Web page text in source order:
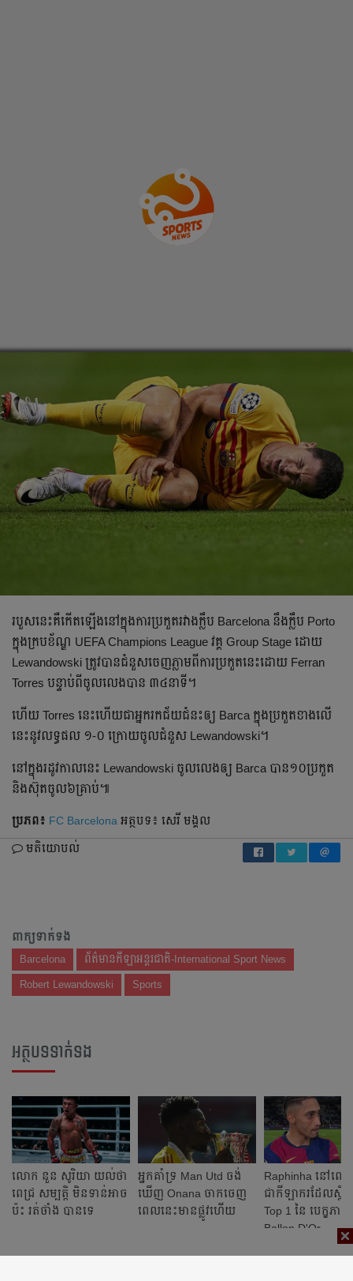
របួស​នេះ​គឺ​កើត​ឡើង​នៅ​ក្នុង​ការ​ប្រកួត​រវាង​ក្លឹប​ Barcelona នឹង​ក្លឹប​ Porto
ក្នុង​ក្របខ័ណ្ឌ​ UEFA Champions League វគ្គ​ Group Stage ដោយ​
Lewandowski ត្រូវ​បាន​ជំនួស​ចេញ​ភ្លាម​ពី​ការ​ប្រកួត​នេះ​ដោយ​ Ferran
Torres បន្ទាប់​ពី​ចូល​លេង​បាន​ ៣៤នាទី​។
ហើយ​ Torres នេះ​ហើយ​ជា​អ្នក​រក​ជ័យ​ជំនះ​ឲ្យ​ Barca ក្នុង​ប្រកួត​ខាង​លើ​
នេះ​នូវ​លទ្ធផល​ ១-០ ក្រោយ​ចូល​ជំនួស​ Lewandowski។
នៅ​ក្នុង​រដូវកាល​នេះ​ Lewandowski ចូល​លេង​ឲ្យ​ Barca បាន​១០ប្រកួត​
និង​ស៊ុត​ចូល​៦គ្រាប់​៕
ប្រភព៖ FC Barcelona អត្ថបទ៖ សេរី មង្គល
មតិយោបល់
ពាក្យទាក់ទង
Barcelona ព័ត៌មានកីឡាអន្តរជាតិ-International Sport News
Robert Lewandowski Sports
អត្ថបទទាក់ទង
លោក នួន សូរិយា ​យល់​ថា
ពេជ្រ សម្បត្តិ មិនទាន់​អាច​
ប៉ះ រត់ថាំង បាន​ទេ ​
អ្នក​គាំទ្រ Man Utd ចង់​
ឃើញ Onana ចាកចេញ​
ពេលនេះ​មាន​ផ្លូវ​ហើយ​​
Raphinha នៅ​ពេ
ជា​កីឡាករ​ដែល​ស្ថិ
Top 1 នៃ បេក្ខភា
Ballon D'Or